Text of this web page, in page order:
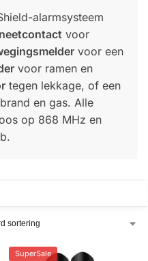
alarmsysteem
voor
voor een
voor ramen en
tegen lekkage, of een
en gas. Alle
op 868 MHz en
SuperSale